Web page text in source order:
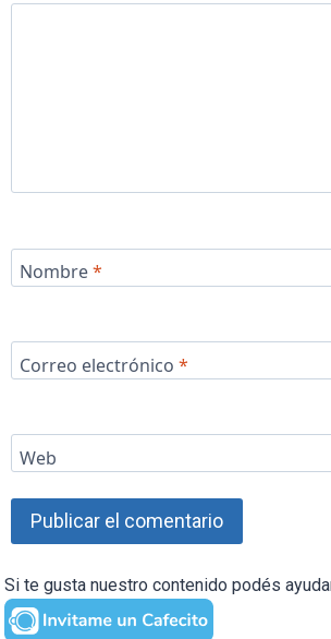
Nombre*
Correo electrónico *
Web
Si te gusta nuestro contenido podés